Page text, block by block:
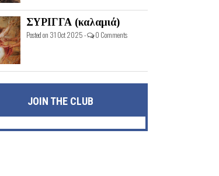
ΣΥΡΙΓΓΑ (καλαμιά)
Posted on 31 Oct 2025 - 0 Comments
JOIN THE CLUB